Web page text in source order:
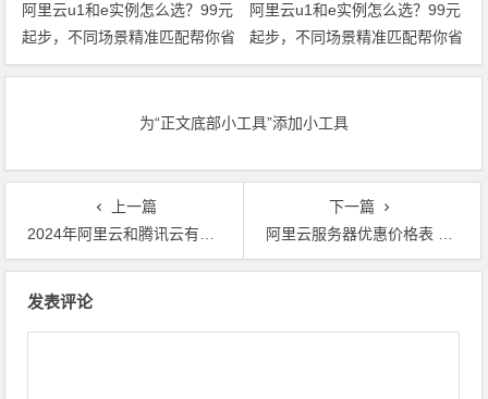
阿里云u1和e实例怎么选？99元
起步，不同场景精准匹配帮你省
到位 领代金券
阿里云u1和e实例怎么选？99元
起步，不同场景精准匹配帮你省
到位
为“正文底部小工具”添加小工具
上一篇
2024年阿里云和腾讯云有哪些便宜的云服务器？价格是多少？
下一篇
阿里云服务器优惠价格表 日常价、活动价及券后优惠价格参考
发表评论